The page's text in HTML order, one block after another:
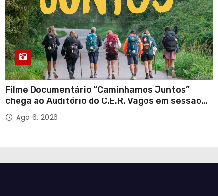
Filme Documentário “Caminhamos Juntos”
chega ao Auditório do C.E.R. Vagos em sessão
solidária
Ago 6, 2026